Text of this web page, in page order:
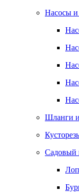
Насосы и
Шланги и
Садовый